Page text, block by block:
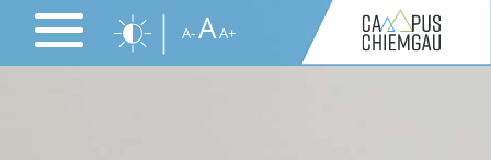
Direkt
Inhalt
A-AA+